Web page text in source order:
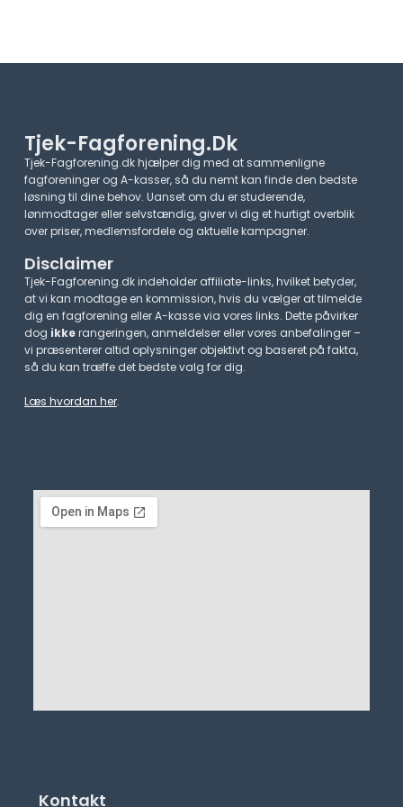
Tjek-Fagforening.dk
Tjek-Fagforening.dk hjælper dig med at sammenligne
fagforeninger og A-kasser, så du nemt kan finde den bedste
løsning til dine behov. Uanset om du er studerende,
lønmodtager eller selvstændig, giver vi dig et hurtigt overblik
over priser, medlemsfordele og aktuelle kampagner.​
Disclaimer
Tjek-Fagforening.dk indeholder affiliate-links, hvilket betyder,
at vi kan modtage en kommission, hvis du vælger at tilmelde
dig en fagforening eller A-kasse via vores links. Dette påvirker
dog ikkerangeringen, anmeldelser eller vores anbefalinger –
vi præsenterer altid oplysninger objektivt og baseret på fakta,
så du kan træffe det bedste valg for dig.
Læs hvordan her.
Kontakt